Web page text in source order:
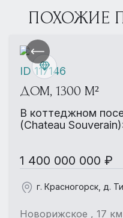
ПОХОЖИЕ
ДОМ, 1300 М²
В коттеджном
(Chateau
1 400 000 000 ₽
г. Красногорск, д.
Новорижское , 17
ID 117146